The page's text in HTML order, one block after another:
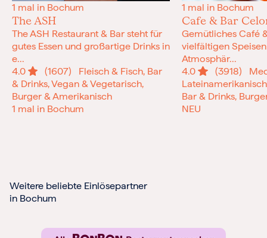
1 mal in Bochum
The ASH
The ASH Restaurant & Bar steht für
gutes Essen und großartige Drinks in
e...
4.0
(1607) Fleisch & Fisch, Bar
& Drinks, Vegan & Vegetarisch,
Burger & Amerikanisch
1 mal in Bochum
1 mal in Bochum
Cafe & Bar
Gemütliches Café
vielfältigen
Atmosphär...
4.0
(3918)
Bar & Drinks,
NEU
Weitere beliebte Einlösepartner
in Bochum